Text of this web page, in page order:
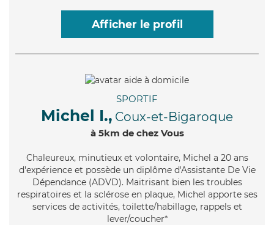
Afficher le profil
SPORTIF
Michel I., Coux-et-Bigaroque
à 5km de chez Vous
Chaleureux, minutieux et volontaire, Michel a 20 ans
d'expérience et possède un diplôme d'Assistante De Vie
Dépendance (ADVD). Maitrisant bien les troubles
respiratoires et la sclérose en plaque, Michel apporte ses
services de activités, toilette/habillage, rappels et
lever/coucher*